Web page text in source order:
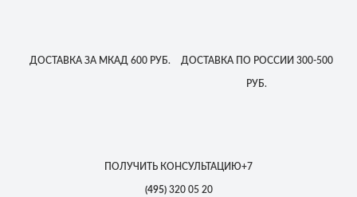
ДОСТАВКА ЗА МКАД 600 РУБ. ДОСТАВКАПО РОССИИ 300-500
РУБ.
ПОЛУЧИТЬ КОНСУЛЬТАЦИЮ+7
(495)320 05 20